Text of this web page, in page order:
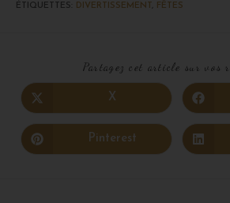
ÉTIQUETTES DIVERTISSEMENT FÊTES
Partagez cet article sur vos
X
Pinterest